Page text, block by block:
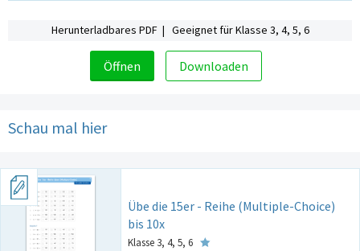
Herunterladbares PDF | Geeignet für Klasse 3, 4, 5, 6
Öffnen Downloaden
Schau mal hier
Übe die 15er - Reihe (Multiple-Choice)
bis 10x
Klasse 3, 4, 5, 6